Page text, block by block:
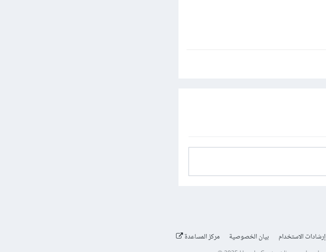
إرشادات الاستخدام بيان الخصوصية مركز المساعدة